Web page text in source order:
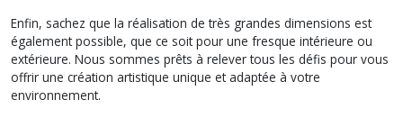
Enfin, sachez que la réalisation de très grandes dimensions est
également possible, que ce soit pour une fresque intérieure ou
extérieure. Nous sommes prêts à relever tous les défis pour vous
offrir une création artistique unique et adaptée à votre
environnement.